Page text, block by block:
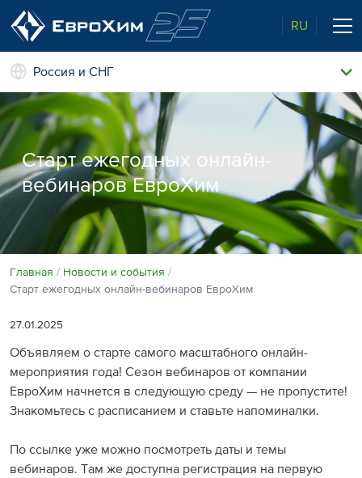
RU
Наши удобрения
О нас
Поддержка и сопровождение
Качество от лидера рынка
Экологичность
Агросервис
Агроэкспертиза
Полевые опыты
Новости и события
Наши контакты
Центр знаний
Россия и СНГ
Старт ежегодных онлайн-
вебинаров ЕвроХим
Главная
Новости и события
Старт ежегодных онлайн-вебинаров ЕвроХим
27.01.2025
Объявляем о старте самого масштабного онлайн-
мероприятия года! Сезон вебинаров от компании
ЕвроХим начнется в следующую среду — не пропустите!
Знакомьтесь с расписанием и ставьте напоминалки.
По ссылке уже можно посмотреть даты и темы
вебинаров. Там же доступна регистрация на первую